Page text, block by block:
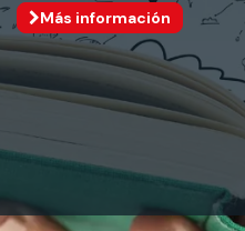
Más información